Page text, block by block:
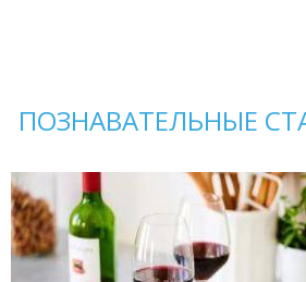
ПОЗНАВАТЕЛЬНЫЕ